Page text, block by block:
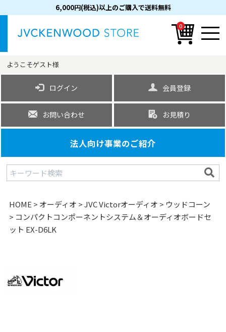
6,000円(税込)以上のご購入で送料無料
0
ようこそゲスト様
ログイン 会員登録
お問い合わせ お見積り
法人向け事業のご紹介
HOME オーディオ JVC Victorオーディオ
ウッドコーン
コンパクトコンポーネントシステム＆オーディオボードセ
ット EX-D6LK